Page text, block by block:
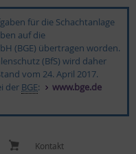
für die Schachtanlage
auf die
(BGE) übertragen worden.
(BfS) wird daher
vom 24. April 2017.
der BGE: www.bge.de
Kon­takt